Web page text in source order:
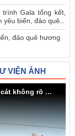
Gala tổng kết,
yêu biển, đảo quê...
đảo quê hương
VIỆN ẢNH
Tạm giữ phương tiện đang khai thác cát không rõ nguồn gốc